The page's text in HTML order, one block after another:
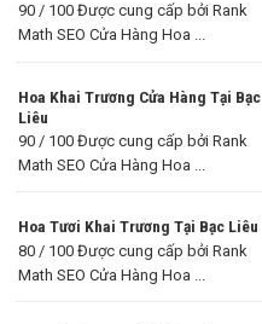
90 / 100 Được cung cấp bởi Rank
Math SEO Cửa Hàng Hoa ...
Hoa Khai Trương Cửa Hàng Tại Bạc
Liêu
90 / 100 Được cung cấp bởi Rank
Math SEO Cửa Hàng Hoa ...
Hoa Tươi Khai Trương Tại Bạc Liêu
80 / 100 Được cung cấp bởi Rank
Math SEO Cửa Hàng Hoa ...